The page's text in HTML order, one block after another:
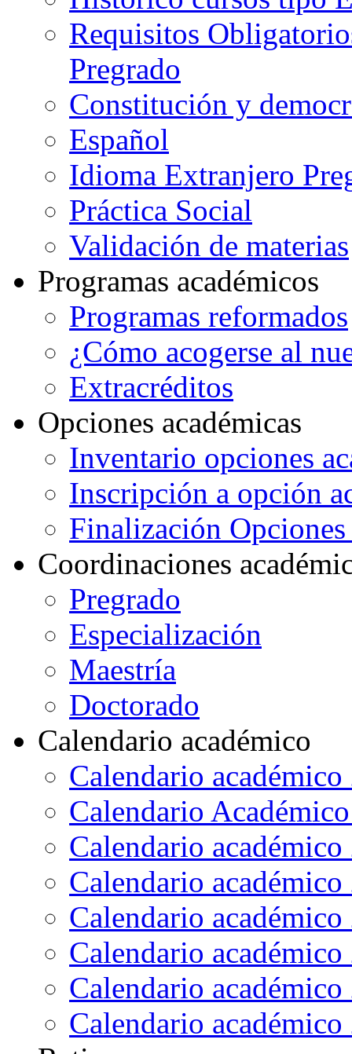
Requisitos
Pregrado
Constitución y
Español
Idioma Extranjero
Práctica Social
Validación de materias
Programas académicos
Programas reformados
¿Cómo acogerse al
Extracréditos
Opciones académicas
Inventario opciones
Inscripción a opción
Finalización Opciones
Coordinaciones
Pregrado
Especialización
Maestría
Doctorado
Calendario académico
Calendario académico
Calendario
Calendario académico
Calendario académico
Calendario académico
Calendario académico
Calendario académico
Calendario académico